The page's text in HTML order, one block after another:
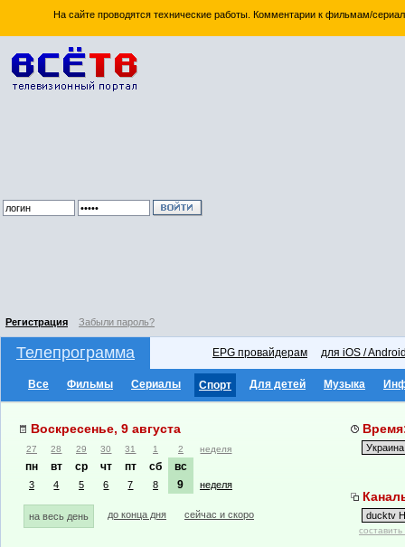
На сайте проводятся технические работы. Комментарии к фильмам/
Регистрация Забыли пароль?
Телепрограмма EPG провайдерам для iOS /
Все Фильмы Сериалы Спорт Для детей Музыка
Воскресенье, 9 августа
27 28 29 30 31 1 2 неделя
пн вт ср чт пт сб вс
3 4 5 6 7 8 9 неделя
на весь день до конца дня сейчас и скоро